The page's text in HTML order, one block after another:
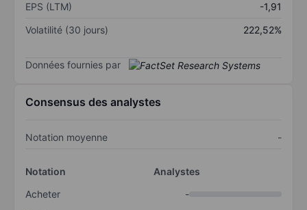
EPS (LTM)
-1,91
Volatilité (30 jours)
222,52%
Données fournies par
Consensus des analystes
Notation moyenne -
Notation
Analystes
Acheter
-